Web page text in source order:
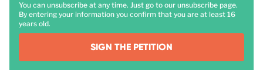
You can unsubscribe at any time. Just go to our unsubscribe page.
By entering your information you confirm that you are at least 16
years old.
SIGN THE PETITION